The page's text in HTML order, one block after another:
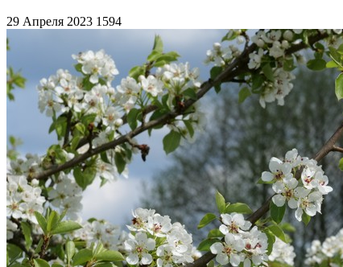
29 Апреля 2023 1594